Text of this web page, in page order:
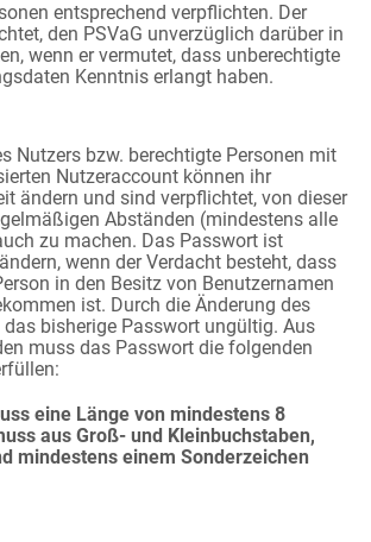
entsprechend verpflichten. Der
den PSVaG unverzüglich darüber in
wenn er vermutet, dass unberechtigte
Kenntnis erlangt haben.
Nutzers bzw. berechtigte Personen mit
Nutzeraccount können ihr
ändern und sind verpflichtet, von dieser
Abständen (mindestens alle
zu machen. Das Passwort ist
wenn der Verdacht besteht, dass
in den Besitz von Benutzernamen
ist. Durch die Änderung des
bisherige Passwort ungültig. Aus
muss das Passwort die folgenden
eine Länge von mindestens 8
aus Groß- und Kleinbuchstaben,
mindestens einem Sonderzeichen